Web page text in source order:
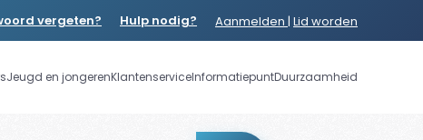
vergeten? Hulp nodig? Aanmelden | Lid worden
Jeugd en jongerenKlantenserviceInformatiepuntDuurzaamheid